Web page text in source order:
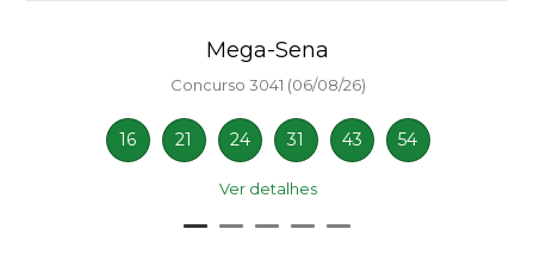
Mega-Sena
Concurso 3041 (06/08/26)
16 21 24 31 43 54
Ver detalhes